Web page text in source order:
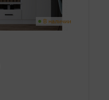
В наличии